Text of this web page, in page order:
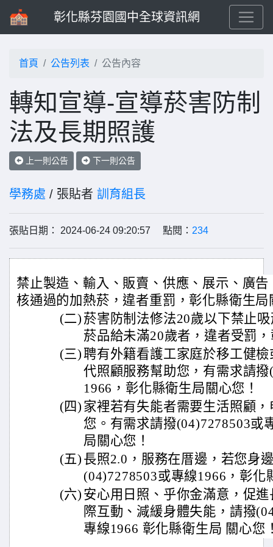
彰化縣芬園國中全球資訊網
首頁 公告列表 公告內容
轉知宣導-宣導菸害防制
法及長期照護
上一則公告 下一則公告
學務處 / 張貼者 訓育組長
張貼日期： 2024-06-24 09:20:57 點閱： 234
禁止製造、輸入、販賣、供應、展示、廣
核通過的加熱菸，違者重罰，彰化縣衛生局
(二) 菸害防制法修法20歲以下禁止
菸品給未滿20歲者，違者受罰
(三)聘有外籍看護工家庭於移工健
代照顧服務幫助您，有需求請
1966，彰化縣衛生局關心您！
(四) 家裡若有失能者需要生活照顧
您。有需求請撥(04)7278503或
局關心您！
(五) 長照2.0，服務在厝邊，若您身
(04)7278503或專線1966，彰化
(六) 安心用日照、乎你金滿意，促
際互動、減緩身體失能，請撥
專線1966 彰化縣衛生局 關心您